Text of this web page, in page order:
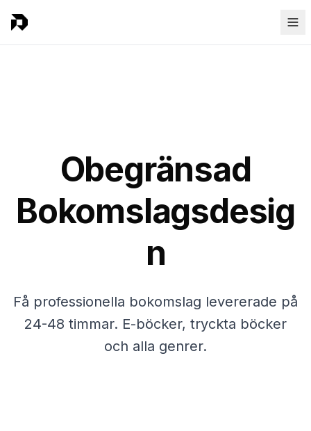
Obegränsad
Bokomslagsdesig
n
Få professionella bokomslag levererade på
24-48 timmar. E-böcker, tryckta böcker
och alla genrer.